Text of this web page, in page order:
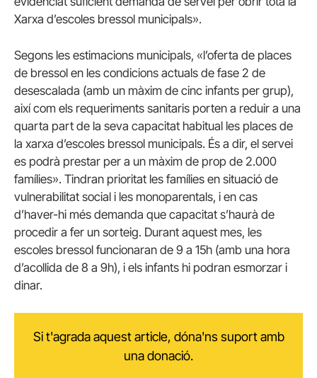
Xarxa d’escoles bressol municipals».
Segons les estimacions municipals, «l’oferta de places
de bressol en les condicions actuals de fase 2 de
desescalada (amb un màxim de cinc infants per grup),
així com els requeriments sanitaris porten a reduir a una
quarta part de la seva capacitat habitual les places de
la xarxa d’escoles bressol municipals. És a dir, el servei
es podrà prestar per a un màxim de prop de 2.000
famílies». Tindran prioritat les famílies en situació de
vulnerabilitat social i les monoparentals, i en cas
d’haver-hi més demanda que capacitat s’haurà de
procedir a fer un sorteig. Durant aquest mes, les
escoles bressol funcionaran de 9 a 15h (amb una hora
d’acollida de 8 a 9h), i els infants hi podran esmorzar i
dinar.
Si t'agrada aquest article, dóna'ns suport amb
una donació.